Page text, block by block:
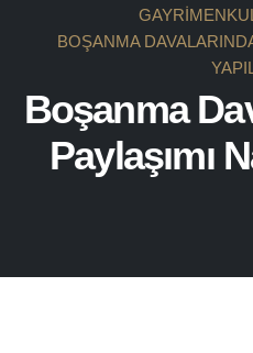
BOŞANMA
Boşanma
Paylaşımı